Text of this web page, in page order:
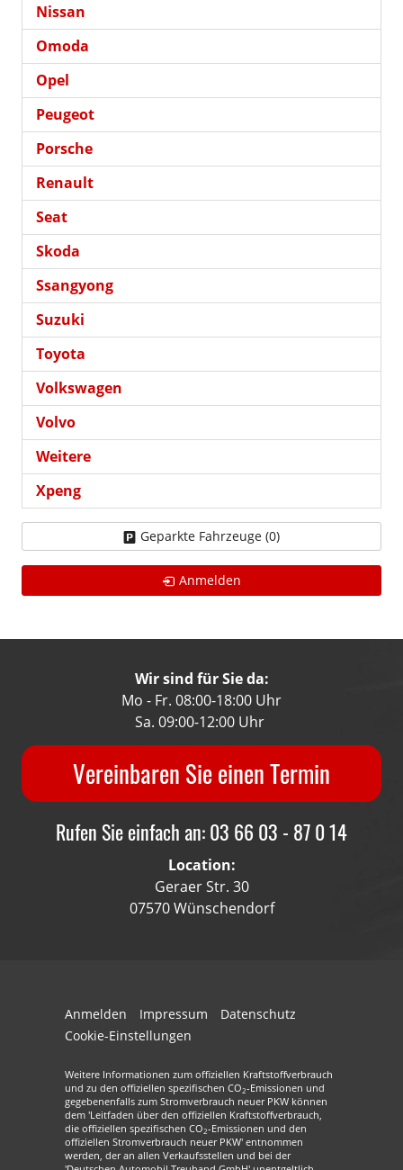
Nissan
Omoda
Opel
Peugeot
Porsche
Renault
Seat
Skoda
Ssangyong
Suzuki
Toyota
Volkswagen
Volvo
Weitere
Xpeng
Geparkte Fahrzeuge (0)
Anmelden
Wir sind für Sie da:
Mo - Fr. 08:00-18:00 Uhr
Sa. 09:00-12:00 Uhr
Vereinbaren Sie einen Termin
Rufen Sie einfach an: 03 66 03 - 87 0 14
Location:
Geraer Str. 30
07570 Wünschendorf
Anmelden Impressum
Datenschutz
Cookie-Einstellungen
Weitere Informationen zum offiziellen Kraftstoffverbrauch
und zu den offiziellen spezifischen CO2-Emissionen und
gegebenenfalls zum Stromverbrauch neuer PKW können
dem 'Leitfaden über den offiziellen Kraftstoffverbrauch,
die offiziellen spezifischen CO2-Emissionen und den
offiziellen Stromverbrauch neuer PKW' entnommen
werden, der an allen Verkaufsstellen und bei der